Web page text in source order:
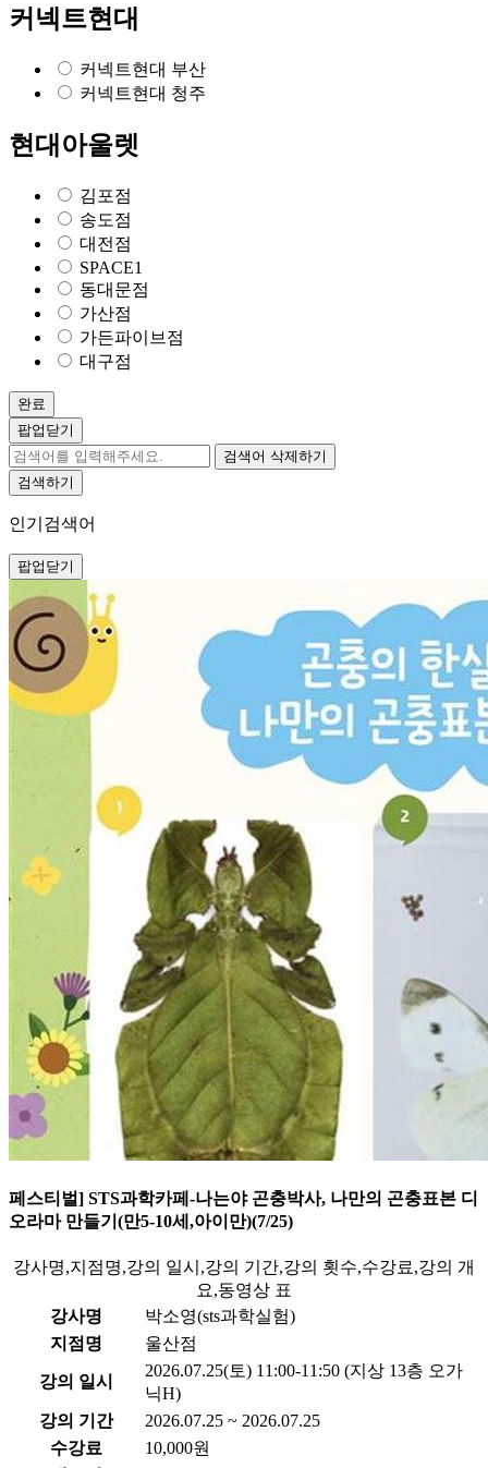
커넥트현대
커넥트현대 부산
커넥트현대 청주
현대아울렛
김포점
송도점
대전점
SPACE1
동대문점
가산점
가든파이브점
대구점
완료
팝업닫기
검색어 삭제하기
검색하기
인기검색어
팝업닫기
페스티벌] STS과학카페-나는야 곤충박사, 나만의 곤충표본 디
오라마 만들기(만5-10세,아이만)(7/25)
강사명,지점명,강의 일시,강의 기간,강의 횟수,수강료,강의 개
요,동영상 표
강사명
박소영(sts과학실험)
지점명
울산점
강의 일시
2026.07.25(토) 11:00-11:50 (지상 13층 오가
닉H)
강의 기간
2026.07.25 ~ 2026.07.25
수강료
10,000원